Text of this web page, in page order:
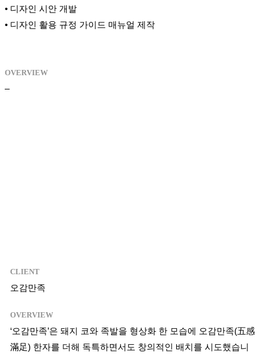
• 디자인 시안 개발
• 디자인 활용 규정 가이드 매뉴얼 제작
OVERVIEW
–
CLIENT
오감만족
OVERVIEW
‘오감만족’은 돼지 코와 족발을 형상화 한 모습에 오감만족(五感
滿足) 한자를 더해 독특하면서도 창의적인 배치를 시도했습니